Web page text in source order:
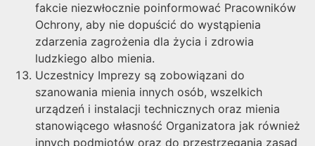
fakcie niezwłocznie poinformować Pracowników
Ochrony, aby nie dopuścić do wystąpienia
zdarzenia zagrożenia dla życia i zdrowia
ludzkiego albo mienia.
Uczestnicy Imprezy są zobowiązani do
szanowania mienia innych osób, wszelkich
urządzeń i instalacji technicznych oraz mienia
stanowiącego własność Organizatora jak również
innych podmiotów oraz do przestrzegania zasad